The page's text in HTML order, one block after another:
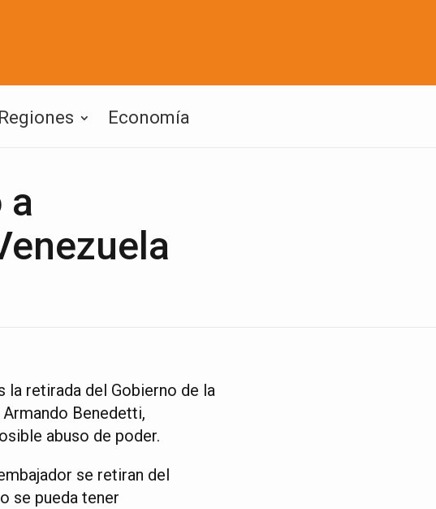
Regiones Economía
a
la retirada del Gobierno de la
Armando Benedetti,
abuso de poder.
se retiran del
se pueda tener